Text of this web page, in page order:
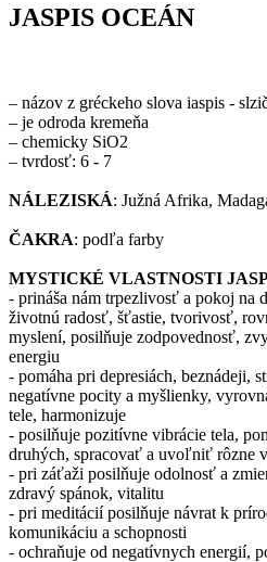
JASPIS OCEÁN
– názov z gréckeho slova iaspis -
– je odroda kremeňa
– chemicky SiO2
– tvrdosť: 6 - 7
NÁLEZISKÁ: Južná Afrika,
ČAKRA: podľa farby
MYSTICKÉ VLASTNOSTI
- prináša nám trpezlivosť a pokoj na
životnú radosť, šťastie, tvorivosť,
myslení, posilňuje zodpovednosť,
energiu
- pomáha pri depresiách, beznádeji,
negatívne pocity a myšlienky,
tele, harmonizuje
- posilňuje pozitívne vibrácie tela,
druhých, spracovať a uvoľniť rôzne
- pri záťaži posilňuje odolnosť a
zdravý spánok, vitalitu
- pri meditácií posilňuje návrat k
komunikáciu a schopnosti
- ochraňuje od negatívnych energií,